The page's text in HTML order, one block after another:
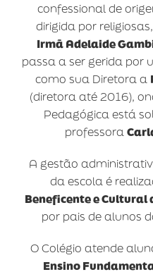
confessional de
dirigida por
Irmã Adelaide
passa a ser gerida por
como sua Diretora a
(diretora até 2016),
Pedagógica está
professora
A gestão
da escola é
Beneficente e Cultural
por pais de alunos
O Colégio atende
Ensino